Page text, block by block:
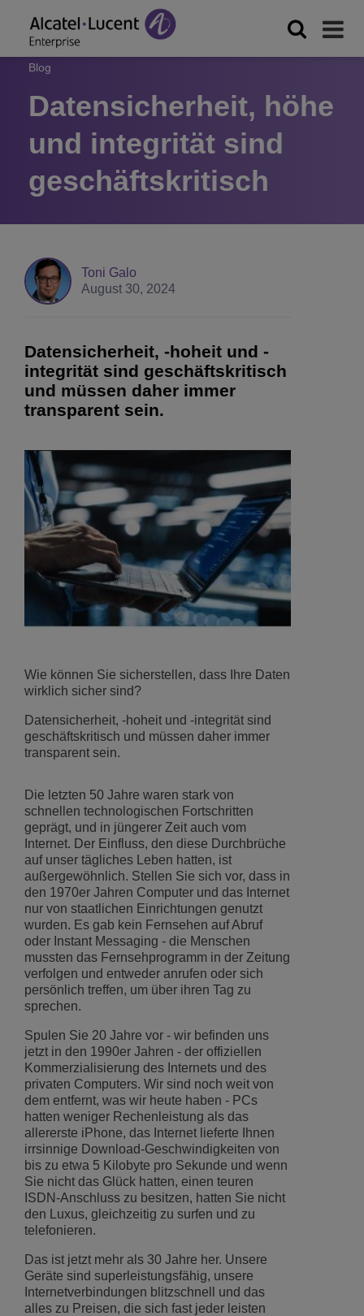
Blog
Datensicherheit, höhe
und integrität sind
geschäftskritisch
Toni Galo
August 30, 2024
Datensicherheit, -hoheit und -
integrität sind geschäftskritisch
und müssen daher immer
transparent sein.
Wie können Sie sicherstellen, dass Ihre Daten
wirklich sicher sind?
Datensicherheit, -hoheit und -integrität sind
geschäftskritisch und müssen daher immer
transparent sein.
Die letzten 50 Jahre waren stark von
schnellen technologischen Fortschritten
geprägt, und in jüngerer Zeit auch vom
Internet. Der Einfluss, den diese Durchbrüche
auf unser tägliches Leben hatten, ist
außergewöhnlich. Stellen Sie sich vor, dass in
den 1970er Jahren Computer und das Internet
nur von staatlichen Einrichtungen genutzt
wurden. Es gab kein Fernsehen auf Abruf
oder Instant Messaging - die Menschen
mussten das Fernsehprogramm in der Zeitung
verfolgen und entweder anrufen oder sich
persönlich treffen, um über ihren Tag zu
sprechen.
Spulen Sie 20 Jahre vor - wir befinden uns
jetzt in den 1990er Jahren - der offiziellen
Kommerzialisierung des Internets und des
privaten Computers. Wir sind noch weit von
dem entfernt, was wir heute haben - PCs
hatten weniger Rechenleistung als das
allererste iPhone, das Internet lieferte Ihnen
irrsinnige Download-Geschwindigkeiten von
bis zu etwa 5 Kilobyte pro Sekunde und wenn
Sie nicht das Glück hatten, einen teuren
ISDN-Anschluss zu besitzen, hatten Sie nicht
den Luxus, gleichzeitig zu surfen und zu
telefonieren.
Das ist jetzt mehr als 30 Jahre her. Unsere
Geräte sind superleistungsfähig, unsere
Internetverbindungen blitzschnell und das
alles zu Preisen, die sich fast jeder leisten